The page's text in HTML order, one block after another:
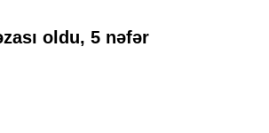
oldu, 5 nəfər